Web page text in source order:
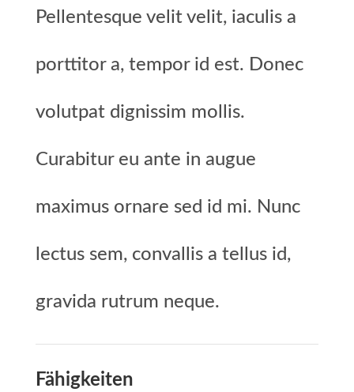
Pellentesque velit velit, iaculis a
porttitor a, tempor id est. Donec
volutpat dignissim mollis.
Curabitur eu ante in augue
maximus ornare sed id mi. Nunc
lectus sem, convallis a tellus id,
gravida rutrum neque.
Fähigkeiten